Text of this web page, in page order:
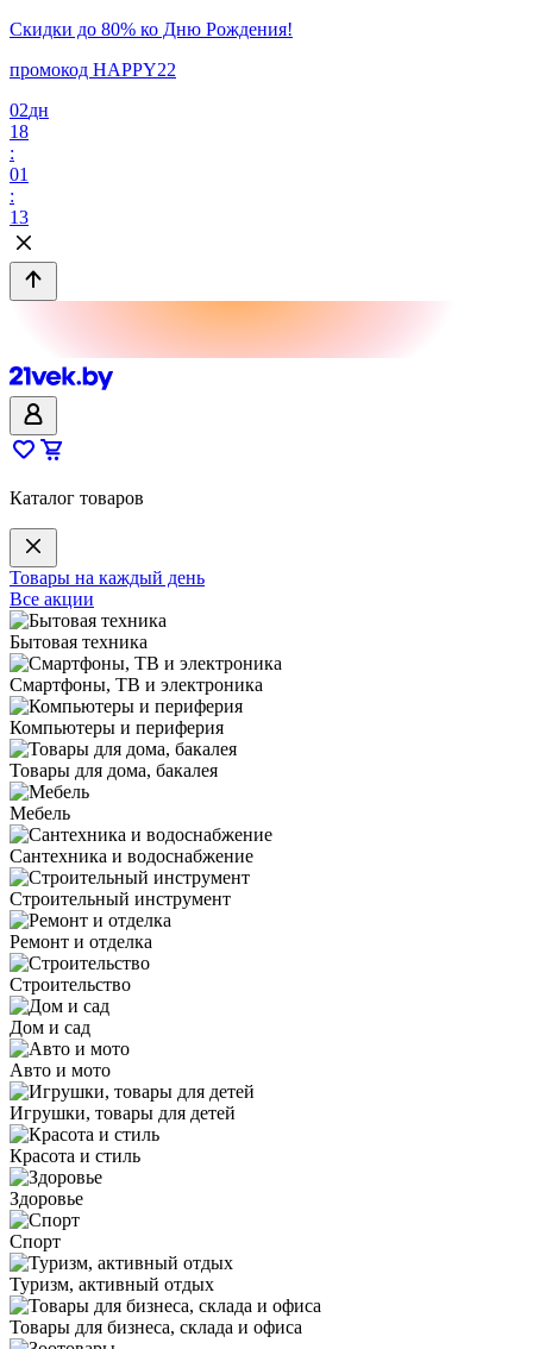
Скидки до 80% ко Дню Рождения!
промокод HAPPY22
02дн
18
:
01
:
13
Каталог товаров
Товары на каждый день
Все акции
Бытовая техника
Смартфоны, ТВ и электроника
Компьютеры и периферия
Товары для дома, бакалея
Мебель
Сантехника и водоснабжение
Строительный инструмент
Ремонт и отделка
Строительство
Дом и сад
Авто и мото
Игрушки, товары для детей
Красота и стиль
Здоровье
Спорт
Туризм, активный отдых
Товары для бизнеса, склада и офиса